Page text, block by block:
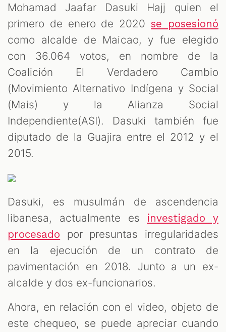
Mohamad Jaafar Dasuki Hajj quien el
primero de enero de 2020se posesionó
como alcalde de Maicao, y fue elegido
con 36.064 votos, en nombre de la
Coalición El Verdadero Cambio
(Movimiento Alternativo Indígena y Social
(Mais) y la Alianza Social
Independiente(ASI). Dasuki también fue
diputado de la Guajira entre el 2012 y el
2015.
Dasuki, es musulmán de ascendencia
libanesa, actualmente es investigado y
procesado por presuntas irregularidades
en la ejecución de un contrato de
pavimentación en 2018. Junto a un ex-
alcalde y dos ex-funcionarios.
Ahora, en relación con el video, objeto de
este chequeo, se puede apreciar cuando